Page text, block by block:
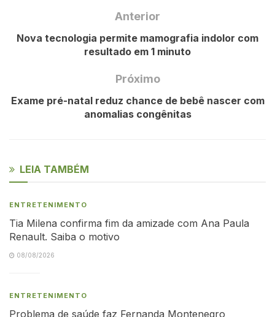
Anterior
Nova tecnologia permite mamografia indolor com
resultado em 1 minuto
Próximo
Exame pré-natal reduz chance de bebê nascer com
anomalias congênitas
LEIA TAMBÉM
ENTRETENIMENTO
Tia Milena confirma fim da amizade com Ana Paula
Renault. Saiba o motivo
08/08/2026
ENTRETENIMENTO
Problema de saúde faz Fernanda Montenegro